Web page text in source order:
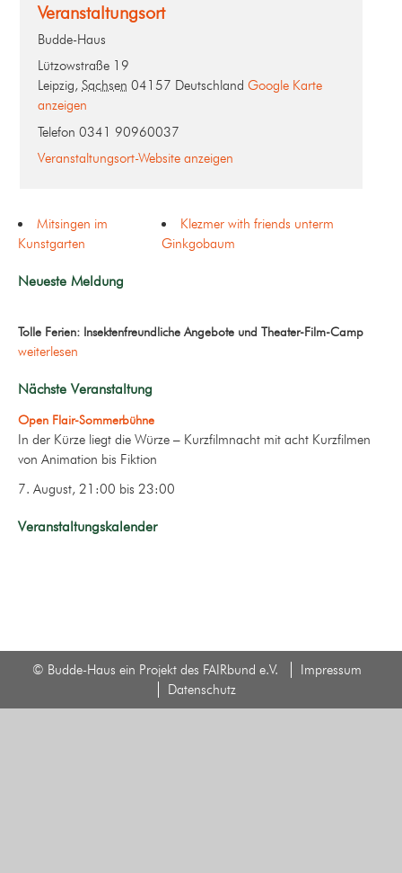
Veranstaltungsort
Budde-Haus
Lützowstraße 19
Leipzig, Sachsen 04157 Deutschland Google Karte
anzeigen
Telefon 0341 90960037
Veranstaltungsort-Website anzeigen
Mitsingen im
Kunstgarten
Klezmer with friends unterm
Ginkgobaum
Neueste Meldung
Tolle Ferien: Insektenfreundliche Angebote und Theater-Film-Camp
weiterlesen
Nächste Veranstaltung
Open Flair-Sommerbühne
In der Kürze liegt die Würze – Kurzfilmnacht mit acht Kurzfilmen
von Animation bis Fiktion
7. August, 21:00 bis 23:00
Veranstaltungskalender
© Budde-Haus ein Projekt des FAIRbund e.V.
Impressum
Datenschutz